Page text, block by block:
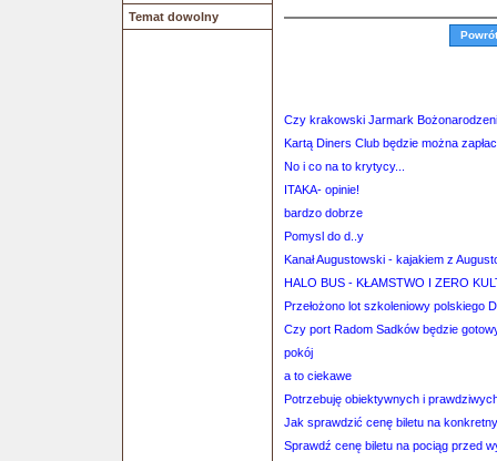
Temat dowolny
Czy krakowski Jarmark
Kartą Diners Club będzie można
No i co na to krytycy...
ITAKA- opinie!
bardzo dobrze
Pomysl do d..y
Kanał Augustowski - kajakiem z
HALO BUS - KŁAMSTWO I ZERO
Przełożono lot szkoleniowy polskiego
Czy port Radom Sadków będzie
pokój
a to ciekawe
Potrzebuję obiektywnych i
Jak sprawdzić cenę biletu na
Sprawdź cenę biletu na pociąg przed